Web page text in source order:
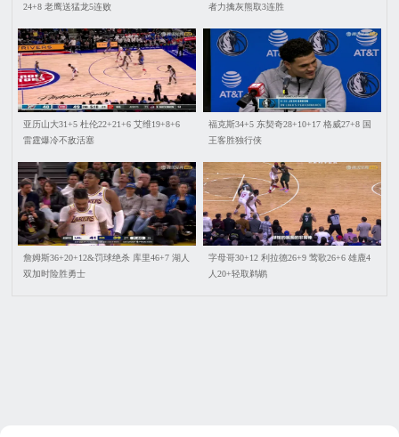
24+8 老鹰送猛龙5连败
者力擒灰熊取3连胜
亚历山大31+5 杜伦22+21+6 艾维19+8+6
雷霆爆冷不敌活塞
福克斯34+5 东契奇28+10+17 格威27+8 国
王客胜独行侠
詹姆斯36+20+12&罚球绝杀 库里46+7 湖人
双加时险胜勇士
字母哥30+12 利拉德26+9 莺歌26+6 雄鹿4
人20+轻取鹈鹕